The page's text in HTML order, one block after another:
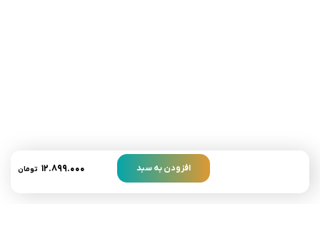
افزودن به سبد ۱۲.۸۹۹.۰۰۰ تومان